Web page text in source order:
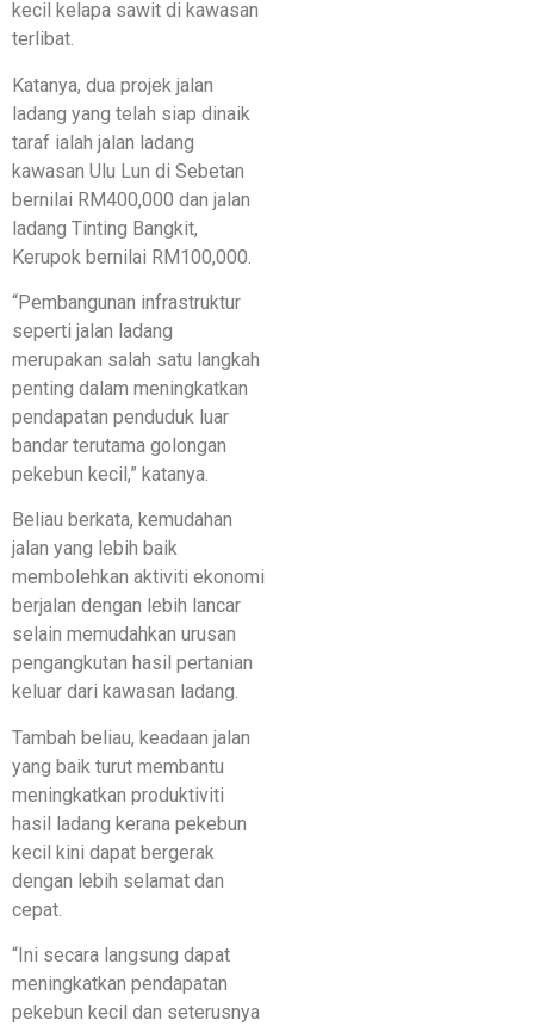
kecil kelapa sawit di kawasan
terlibat.
Katanya, dua projek jalan
ladang yang telah siap dinaik
taraf ialah jalan ladang
kawasan Ulu Lun di Sebetan
bernilai RM400,000 dan jalan
ladang Tinting Bangkit,
Kerupok bernilai RM100,000.
“Pembangunan infrastruktur
seperti jalan ladang
merupakan salah satu langkah
penting dalam meningkatkan
pendapatan penduduk luar
bandar terutama golongan
pekebun kecil,” katanya.
Beliau berkata, kemudahan
jalan yang lebih baik
membolehkan aktiviti ekonomi
berjalan dengan lebih lancar
selain memudahkan urusan
pengangkutan hasil pertanian
keluar dari kawasan ladang.
Tambah beliau, keadaan jalan
yang baik turut membantu
meningkatkan produktiviti
hasil ladang kerana pekebun
kecil kini dapat bergerak
dengan lebih selamat dan
cepat.
“Ini secara langsung dapat
meningkatkan pendapatan
pekebun kecil dan seterusnya